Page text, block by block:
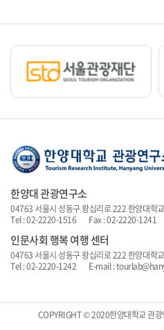
한양대 관광연구소
04763 서울시 성동구 왕십리로 222 한양대학
Tel : 02-2220-1516 Fax : 02-2220-1241
인문사회 행복 여행 센터
04763 서울시 성동구 왕십리로 222 한양대학
Tel : 02-2220-1242 E-mail :
COPYRIGHT © 2020한양대학교 관광